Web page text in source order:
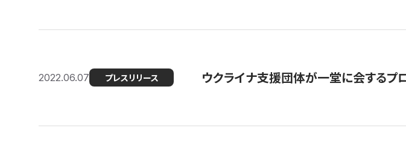
2022.06.07 プレスリリース ウクライナ支援団体が一堂に会するプ